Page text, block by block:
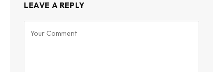
LEAVE A REPLY